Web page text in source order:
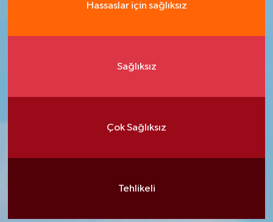
Hassaslar için sağlıksız
Sağlıksız
Çok Sağlıksız
Tehlikeli